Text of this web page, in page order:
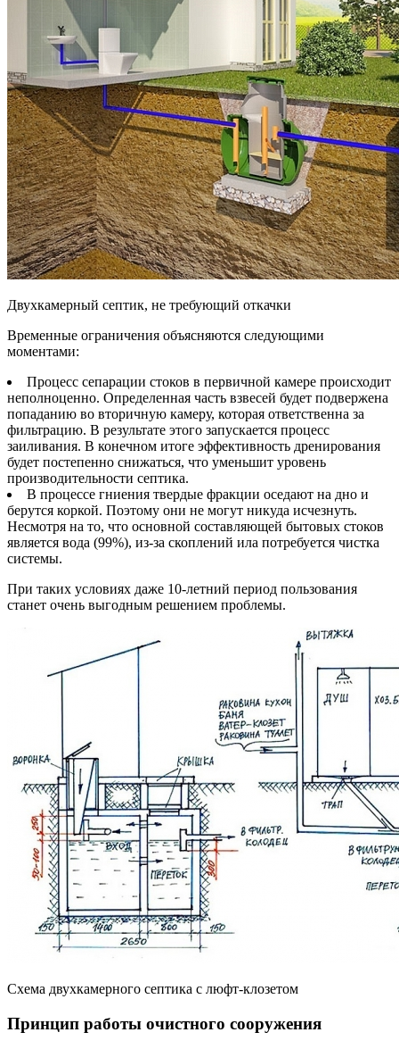
Двухкамерный септик, не требующий откачки
Временные ограничения объясняются следующими
моментами:
Процесс сепарации стоков в первичной камере происходит
неполноценно. Определенная часть взвесей будет подвержена
попаданию во вторичную камеру, которая ответственна за
фильтрацию. В результате этого запускается процесс
заиливания. В конечном итоге эффективность дренирования
будет постепенно снижаться, что уменьшит уровень
производительности септика.
В процессе гниения твердые фракции оседают на дно и
берутся коркой. Поэтому они не могут никуда исчезнуть.
Несмотря на то, что основной составляющей бытовых стоков
является вода (99%), из-за скоплений ила потребуется чистка
системы.
При таких условиях даже 10-летний период пользования
станет очень выгодным решением проблемы.
Схема двухкамерного септика с люфт-клозетом
Принцип работы очистного сооружения